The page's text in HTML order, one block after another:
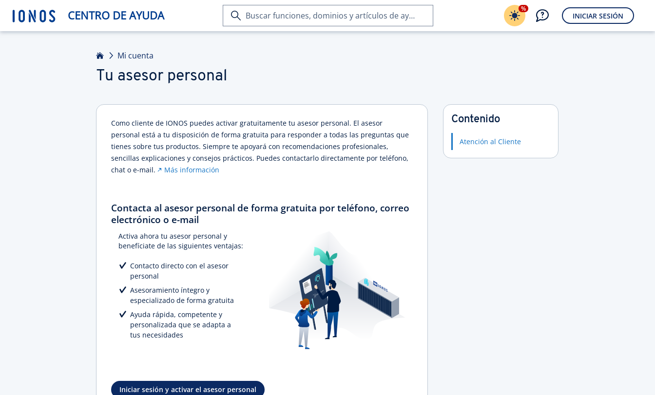
CENTRO DE AYUDA
Buscar
funciones,
%
INICIAR SESIÓN
Mi cuenta
Tu asesor personal
Como cliente de IONOS puedes activar gratuitamente tu asesor personal. El asesor
personal está a tu disposición de forma gratuita para responder a todas las preguntas que
tienes sobre tus productos. Siempre te apoyará con recomendaciones profesionales,
sencillas explicaciones y consejos prácticos. Puedes contactarlo directamente por teléfono,
chat o e-mail.
Más información
Contacta al asesor personal de forma gratuita por teléfono, correo
electrónico o e-mail
Activa ahora tu asesor personal y
benefíciate de las siguientes ventajas:
Contacto directo con el asesor
personal
Asesoramiento íntegro y
especializado de forma gratuita
Ayuda rápida, competente y
personalizada que se adapta a
tus necesidades
Iniciar sesión y activar el asesor personal
Contenido
Atención al Cliente